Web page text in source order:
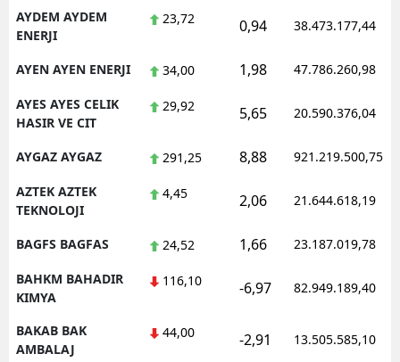
AYDEM AYDEM
ENERJI
23,72 0,94 38.473.177,44
AYEN AYEN ENERJI 34,00 1,98 47.786.260,98
AYES AYES CELIK
HASIR VE CIT
29,92 5,65 20.590.376,04
AYGAZ AYGAZ 291,25 8,88 921.219.500,75
AZTEK AZTEK
TEKNOLOJI
4,45 2,06 21.644.618,19
BAGFS BAGFAS 24,52 1,66 23.187.019,78
BAHKM BAHADIR
KIMYA
116,10 -6,97 82.949.189,40
BAKAB BAK
AMBALAJ
44,00 -2,91 13.505.585,10